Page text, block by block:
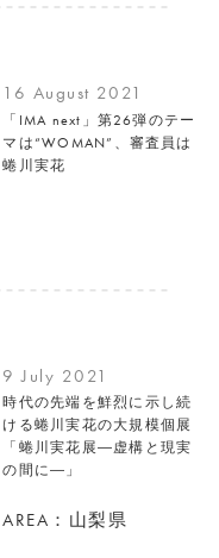
16 August 2021
「IMA next」第26弾のテー
マは“WOMAN”、審査員は
蜷川実花
9 July 2021
時代の先端を鮮烈に示し続
ける蜷川実花の大規模個展
「蜷川実花展―虚構と現実
の間に―」
AREA：山梨県